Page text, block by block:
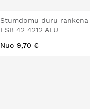
Stumdomų durų rankena
FSB 42 4212 ALU
Nuo 9,70 €